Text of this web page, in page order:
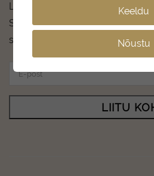
Liitu Salonshop põneva
See võtab vaid hetke ning saad
soodustust.
LIITU
Keeldu
Nõustu